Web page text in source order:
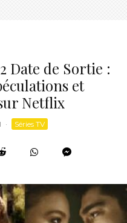
Date de Sortie :
et
Netflix
· Séries TV